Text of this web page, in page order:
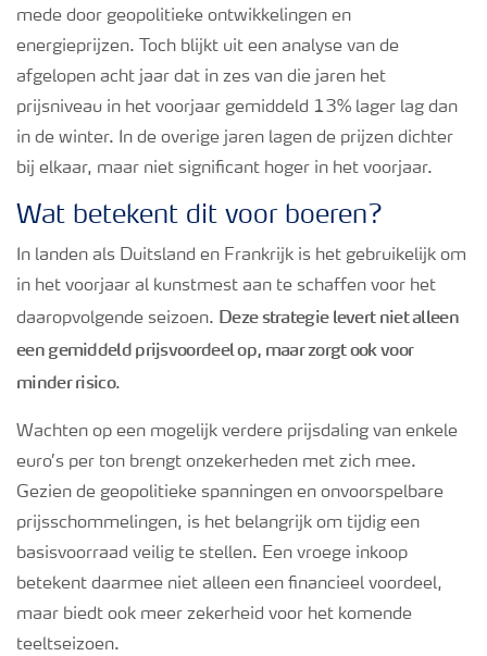
mede door geopolitieke ontwikkelingen en
energieprijzen. Toch blijkt uit een analyse van de
afgelopen acht jaar dat in zes van die jaren het
prijsniveau in het voorjaar gemiddeld 13% lager lag dan
in de winter. In de overige jaren lagen de prijzen dichter
bij elkaar, maar niet significant hoger in het voorjaar.
Wat betekent dit voor boeren?
In landen als Duitsland en Frankrijk is het gebruikelijk om
in het voorjaar al kunstmest aan te schaffen voor het
daaropvolgende seizoen. Deze strategie levert niet alleen
een gemiddeld prijsvoordeel op, maar zorgt ook voor
minder risico.
Wachten op een mogelijk verdere prijsdaling van enkele
euro’s per ton brengt onzekerheden met zich mee.
Gezien de geopolitieke spanningen en onvoorspelbare
prijsschommelingen, is het belangrijk om tijdig een
basisvoorraad veilig te stellen. Een vroege inkoop
betekent daarmee niet alleen een financieel voordeel,
maar biedt ook meer zekerheid voor het komende
teeltseizoen.